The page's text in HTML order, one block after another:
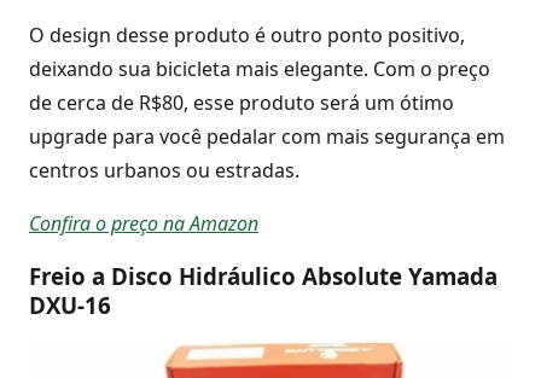
O design desse produto é outro ponto positivo,
deixando sua bicicleta mais elegante. Com o preço
de cerca de R$80, esse produto será um ótimo
upgrade para você pedalar com mais segurança em
centros urbanos ou estradas.
Confira o preço na Amazon
Freio a Disco Hidráulico Absolute Yamada
DXU-16